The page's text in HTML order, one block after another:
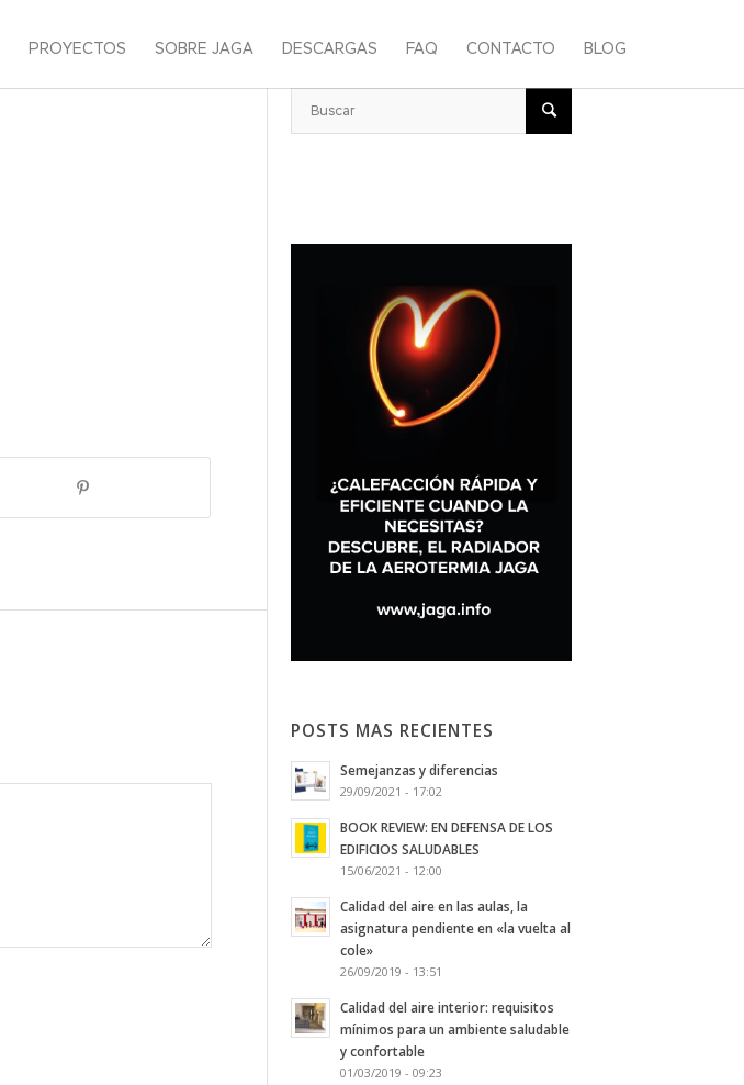
PROYECTOS SOBRE JAGA DESCARGAS FAQ CONTACTO BLOG
POSTS MAS RECIENTES
Semejanzas y diferencias
29/09/2021 - 17:02
BOOK REVIEW: EN DEFENSA DE LOS
EDIFICIOS SALUDABLES
15/06/2021 - 12:00
Calidad del aire en las aulas, la
asignatura pendiente en «la vuelta al
cole»
26/09/2019 - 13:51
Calidad del aire interior: requisitos
mínimos para un ambiente saludable
y confortable
01/03/2019 - 09:23